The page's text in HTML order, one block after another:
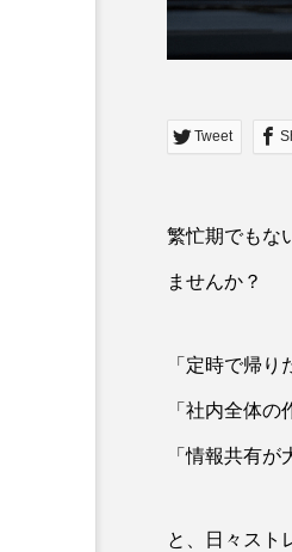
Tweet
繁忙期でもな
ませんか？
「定時で帰り
「社内全体の
「情報共有が
と、日々スト